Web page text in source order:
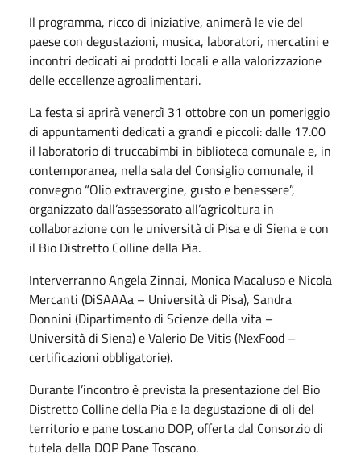
Il programma, ricco di iniziative, animerà le vie del
paese con degustazioni, musica, laboratori, mercatini e
incontri dedicati ai prodotti locali e alla valorizzazione
delle eccellenze agroalimentari.
La festa si aprirà venerdì 31 ottobre con un pomeriggio
di appuntamenti dedicati a grandi e piccoli: dalle 17.00
il laboratorio di truccabimbi in biblioteca comunale e, in
contemporanea, nella sala del Consiglio comunale, il
convegno “Olio extravergine, gusto e benessere”,
organizzato dall’assessorato all’agricoltura in
collaborazione con le università di Pisa e di Siena e con
il Bio Distretto Colline della Pia.
Interverranno Angela Zinnai, Monica Macaluso e Nicola
Mercanti (DiSAAAa – Università di Pisa), Sandra
Donnini (Dipartimento di Scienze della vita –
Università di Siena) e Valerio De Vitis (NexFood –
certificazioni obbligatorie).
Durante l’incontro è prevista la presentazione del Bio
Distretto Colline della Pia e la degustazione di oli del
territorio e pane toscano DOP, offerta dal Consorzio di
tutela della DOP Pane Toscano.